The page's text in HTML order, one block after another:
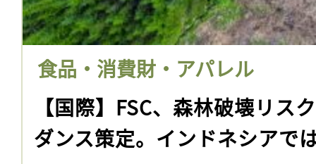
食品・消費財・アパレル
【国際】FSC、森林破壊リス
ダンス策定。インドネシアで